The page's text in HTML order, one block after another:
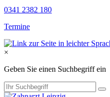
0341 2382 180
Termine
×
Geben Sie einen Suchbegriff ein